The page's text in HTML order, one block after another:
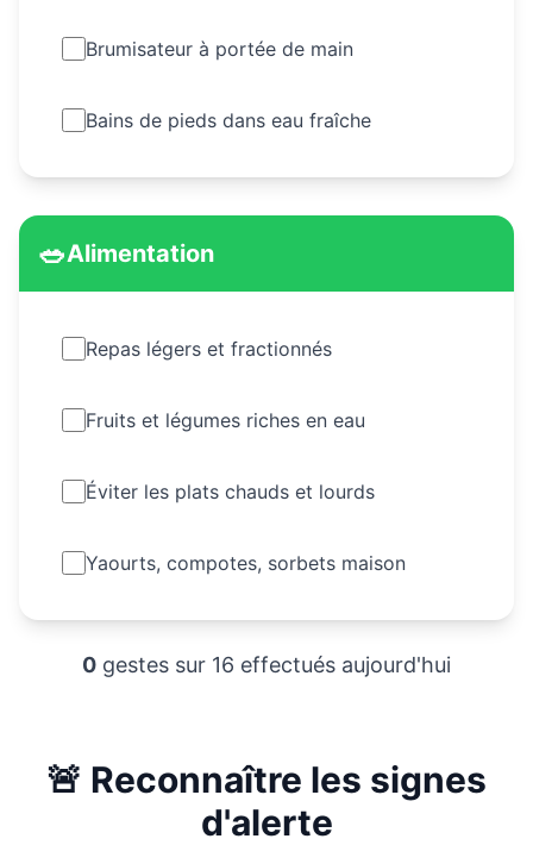
Brumisateur à portée de main
Bains de pieds dans eau fraîche
🥗Alimentation
Repas légers et fractionnés
Fruits et légumes riches en eau
Éviter les plats chauds et lourds
Yaourts, compotes, sorbets maison
0 gestes sur 16 effectués aujourd'hui
🚨 Reconnaître les signes
d'alerte